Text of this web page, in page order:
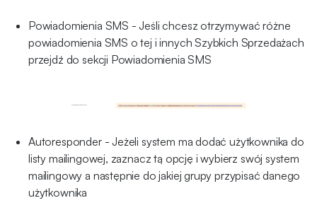
Powiadomienia SMS - Jeśli chcesz otrzymywać różne
powiadomienia SMS o tej i innych Szybkich Sprzedażach
przejdź do sekcji Powiadomienia SMS
Autoresponder - Jeżeli system ma dodać użytkownika do
listy mailingowej, zaznacz tą opcję i wybierz swój system
mailingowy a następnie do jakiej grupy przypisać danego
użytkownika